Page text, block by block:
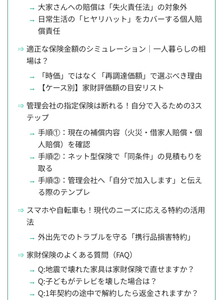
大家さんへの賠償は「失火責任法」の対象外
日常生活の「ヒヤリハット」をカバーする個人賠
償責任
適正な保険金額のシミュレーション｜一人暮らしの相
場は？
「時価」ではなく「再調達価額」で選ぶべき理由
【ケース別】家財評価額の目安リスト
管理会社の指定保険は断れる！自分で入るための3ス
テップ
手順①：現在の補償内容（火災・借家人賠償・個
人賠償）を確認
手順②：ネット型保険で「同条件」の見積もりを
取る
手順③：管理会社へ「自分で加入します」と伝え
る際のテンプレ
スマホや自転車も！現代のニーズに応える特約の活用
法
外出先でのトラブルを守る「携行品損害特約」
家財保険のよくある質問（FAQ）
Q:地震で壊れた家具は家財保険で直せますか？
Q:子どもがテレビを壊した場合は？
Q:1年契約の途中で解約したら返金されますか？